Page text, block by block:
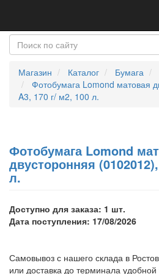
Магазин Каталог Бумага
Фотобумага Lomond матовая
A3, 170 г/ м2, 100 л.
Фотобумага Lomond
двусторонняя
л.
Доступно для заказа: 1 шт.
Дата поступления: 17/08/2026
Самовывоз с нашего склада в
или доставка до терминала